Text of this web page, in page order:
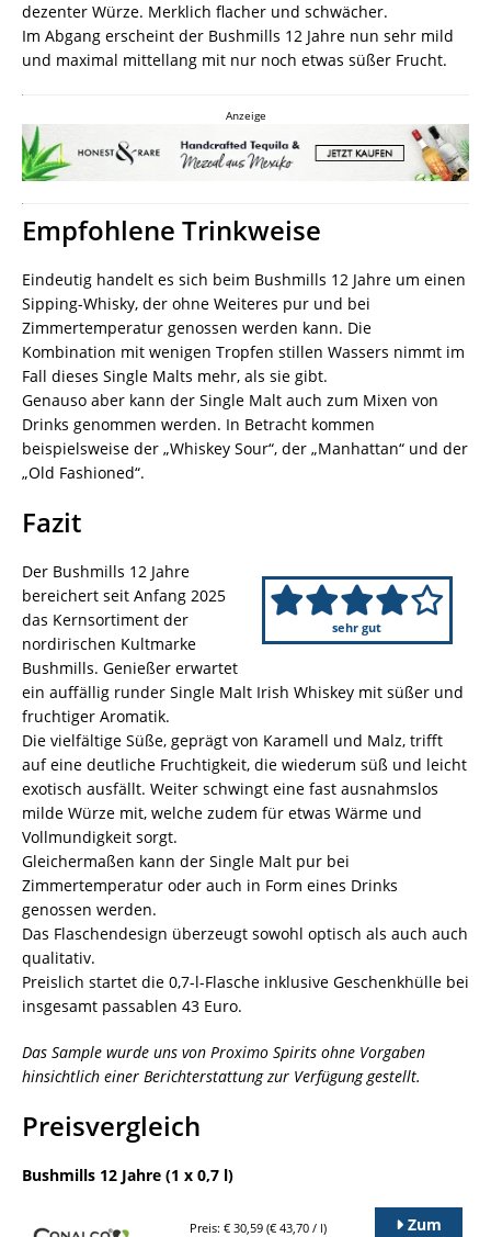
dezenter Würze. Merklich flacher und schwächer.
Im Abgang erscheint der Bushmills 12 Jahre nun sehr mild
und maximal mittellang mit nur noch etwas süßer Frucht.
Anzeige
Empfohlene Trinkweise
Eindeutig handelt es sich beim Bushmills 12 Jahre um einen
Sipping-Whisky, der ohne Weiteres pur und bei
Zimmertemperatur genossen werden kann. Die
Kombination mit wenigen Tropfen stillen Wassers nimmt im
Fall dieses Single Malts mehr, als sie gibt.
Genauso aber kann der Single Malt auch zum Mixen von
Drinks genommen werden. In Betracht kommen
beispielsweise der „Whiskey Sour“, der „Manhattan“ und der
„Old Fashioned“.
Fazit
sehr gut
Der Bushmills 12 Jahre
bereichert seit Anfang 2025
das Kernsortiment der
nordirischen Kultmarke
Bushmills. Genießer erwartet
ein auffällig runder Single Malt Irish Whiskey mit süßer und
fruchtiger Aromatik.
Die vielfältige Süße, geprägt von Karamell und Malz, trifft
auf eine deutliche Fruchtigkeit, die wiederum süß und leicht
exotisch ausfällt. Weiter schwingt eine fast ausnahmslos
milde Würze mit, welche zudem für etwas Wärme und
Vollmundigkeit sorgt.
Gleichermaßen kann der Single Malt pur bei
Zimmertemperatur oder auch in Form eines Drinks
genossen werden.
Das Flaschendesign überzeugt sowohl optisch als auch auch
qualitativ.
Preislich startet die 0,7-l-Flasche inklusive Geschenkhülle bei
insgesamt passablen 43 Euro.
Das Sample wurde uns von Proximo Spirits ohne Vorgaben
hinsichtlich einer Berichterstattung zur Verfügung gestellt.
Preisvergleich
Bushmills 12 Jahre (1 x 0,7 l)
Preis: € 30,59 (€ 43,70 / l)
Zum